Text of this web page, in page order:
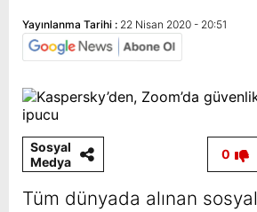
Yayınlanma Tarihi : 22 Nisan 2020 - 20:51
Sosyal
Medya
0
Tüm dünyada alınan